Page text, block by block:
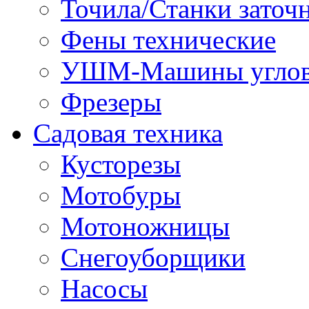
Точила/Станки
Фены технические
УШМ-Машины
Фрезеры
Садовая техника
Кусторезы
Мотобуры
Мотоножницы
Снегоуборщики
Насосы